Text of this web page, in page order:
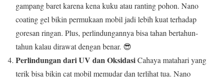
gampang baret karena kena kuku atau ranting pohon. Nano
coating gel bikin permukaan mobil jadi lebih kuat terhadap
goresan ringan. Plus, perlindungannya bisa tahan bertahun-
tahun kalau dirawat dengan benar. 😎
Perlindungan dari UV dan OksidasiCahaya matahari yang
terik bisa bikin cat mobil memudar dan terlihat tua. Nano